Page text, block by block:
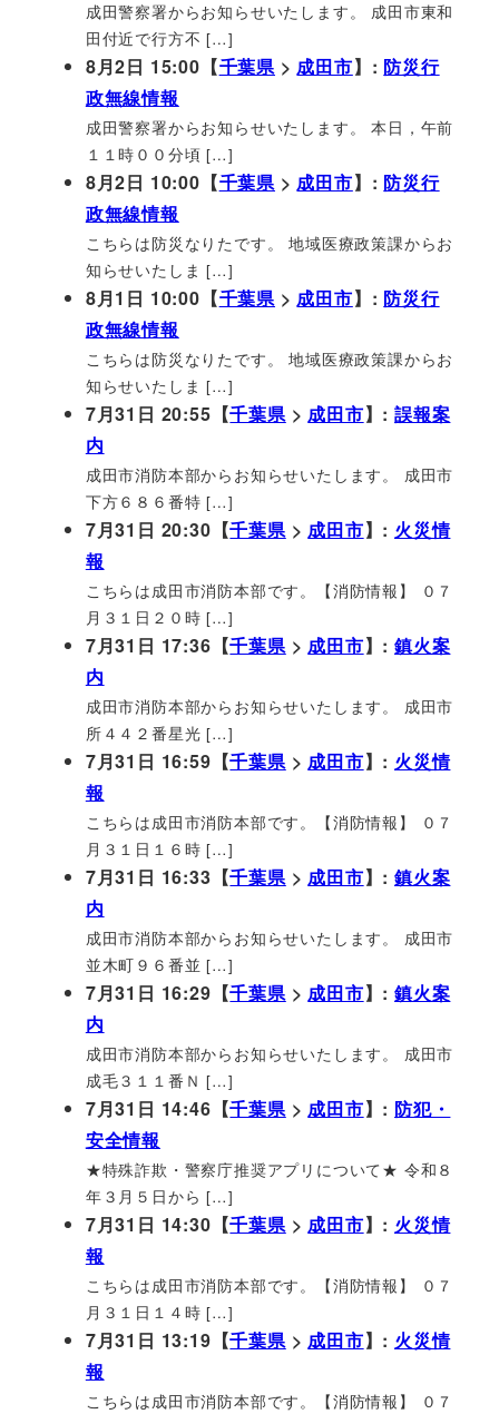
成田警察署からお知らせいたします。 成田市東和
田付近で行方不 […]
8月2日 15:00【千葉県 >成田市】: 防災行
政無線情報
成田警察署からお知らせいたします。 本日，午前
１１時００分頃 […]
8月2日 10:00【千葉県 >成田市】: 防災行
政無線情報
こちらは防災なりたです。 地域医療政策課からお
知らせいたしま […]
8月1日 10:00【千葉県 >成田市】: 防災行
政無線情報
こちらは防災なりたです。 地域医療政策課からお
知らせいたしま […]
7月31日 20:55【千葉県>成田市】:誤報案
内
成田市消防本部からお知らせいたします。 成田市
下方６８６番特 […]
7月31日 20:30【千葉県>成田市】: 火災情
報
こちらは成田市消防本部です。【消防情報】 ０７
月３１日２０時 […]
7月31日 17:36【千葉県>成田市】:鎮火案
内
成田市消防本部からお知らせいたします。 成田市
所４４２番星光 […]
7月31日 16:59【千葉県>成田市】: 火災情
報
こちらは成田市消防本部です。【消防情報】 ０７
月３１日１６時 […]
7月31日 16:33【千葉県>成田市】:鎮火案
内
成田市消防本部からお知らせいたします。 成田市
並木町９６番並 […]
7月31日 16:29【千葉県>成田市】:鎮火案
内
成田市消防本部からお知らせいたします。 成田市
成毛３１１番Ｎ […]
7月31日 14:46【千葉県>成田市】: 防犯・
安全情報
★特殊詐欺・警察庁推奨アプリについて★ 令和８
年３月５日から […]
7月31日 14:30【千葉県>成田市】: 火災情
報
こちらは成田市消防本部です。【消防情報】 ０７
月３１日１４時 […]
7月31日 13:19【千葉県>成田市】: 火災情
報
こちらは成田市消防本部です。【消防情報】 ０７